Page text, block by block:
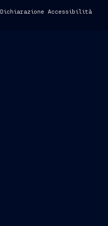
Dichiarazione Accessibilità